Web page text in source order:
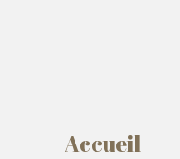
Accueil